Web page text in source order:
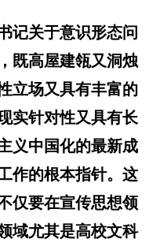
记关于意识形态问
既高屋建瓴又洞烛
立场又具有丰富的
实针对性又具有长
义中国化的最新成
作的根本指针。这
仅要在宣传思想领
域尤其是高校文科